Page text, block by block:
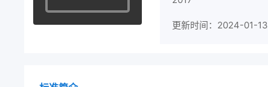
更新时间：2024-01-13